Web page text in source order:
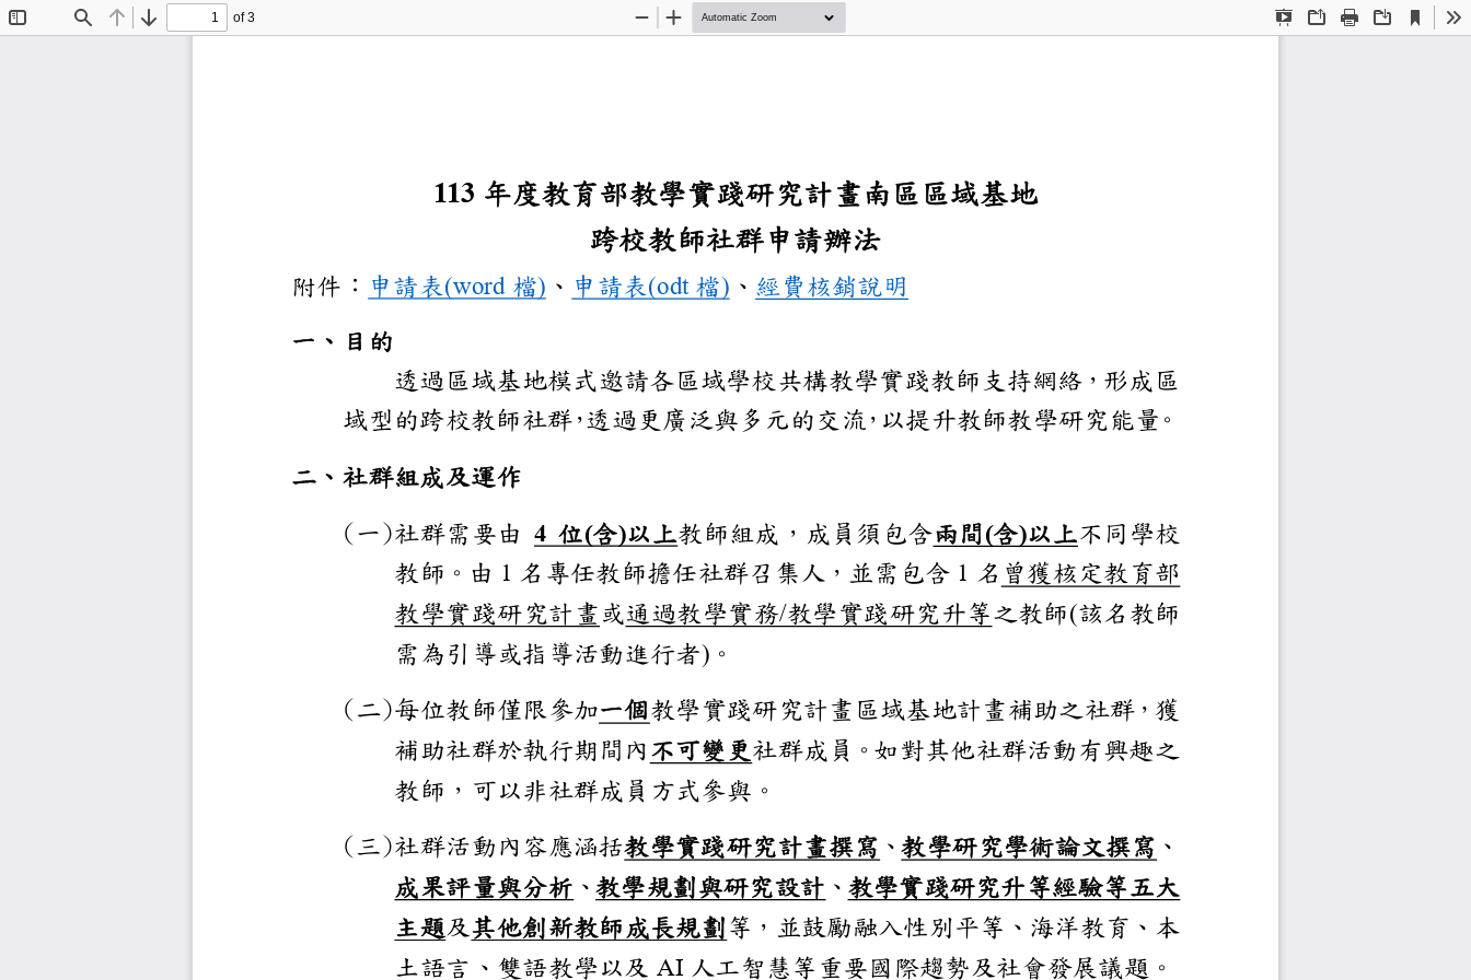
Find Previous
Next
of 3
Presentation
OpenPrint Download
Current
View
Zoom
Zoom
113年度教育部教學實踐研究
計畫南區區域基地
跨校教師
社群申請辦法
附件：申請表(word
檔) 、 申請表
(odt
檔) 、 經費核銷說明
一、目的
透過區域基地模式邀請各區域學校共構教學實踐教師支持網絡
域型的跨校教師社群
，透過更廣泛與多元的交流
，以提升教師教學研究能量
。
二、社群組成
及運作
(一)社群需要由
4 位(含)以上教師組成，成員須包含
兩間
(含)以上不同學校
教師。
由 1 名專任教師擔任社群召集人
， 並需包含
1 名 曾獲核定教育部
教學實踐研究
計畫
或通過教學實務
/教學實踐研究
升等之教師
(該名教師
需為引導或指導活動進行者
) 。
(二)每位教師
僅限參加
一個教學實踐研究
計畫區域基地
計畫補助之社群，獲
補助社群於執行期間內
不可變更社群成員
。如對其他社群活動有興趣之
教師，
可以非社群成員方式參與。
(三)社群活動內容應涵括
教學實踐研究
計畫撰寫
、教學研究
學術論文撰寫
、
成果評量與分析
、教學規劃與研究設計
、教學實踐研究升等經驗
等五大
主題
及其他創新教師成長規劃
等 ，並鼓勵融入性別平等、海洋教育、本
土語言、雙語教學以及
AI人工智慧等重要國際趨勢及社會發展議題
。